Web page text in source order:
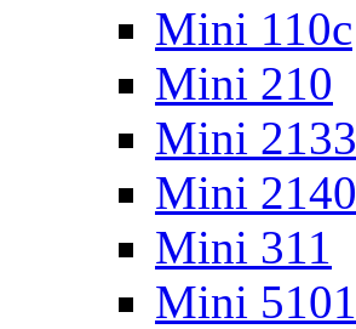
Mini 110c
Mini 210
Mini 2133
Mini 2140
Mini 311
Mini 5101